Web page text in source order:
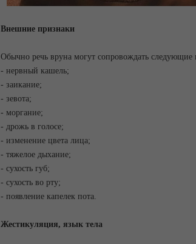
Внешние признаки
Обычно речь вруна могут сопровождать следующие
- нервный кашель;
- заикание;
- зевота;
- моргание;
- дрожь в голосе;
- изменение цвета лица;
- тяжелое дыхание;
- сухость губ;
- сухость во рту;
- появление капелек пота.
Жестикуляция, язык тела